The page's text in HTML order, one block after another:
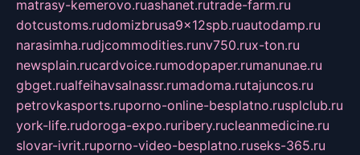
matrasy-kemerovo.ruashanet.rutrade-farm.ru
dotcustoms.rudomizbrusa9x12spb.ruautodamp.ru
narasimha.rudjcommodities.runv750.rux-ton.ru
newsplain.rucardvoice.rumodopaper.rumanunae.ru
gbget.rualfeihavsalnassr.rumadoma.rutajuncos.ru
petrovkasports.ruporno-online-besplatno.rusplclub.ru
york-life.rudoroga-expo.ruribery.rucleanmedicine.ru
slovar-ivrit.ruporno-video-besplatno.ruseks-365.ru